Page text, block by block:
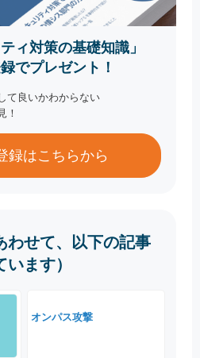
ィ対策の基礎知識」
でプレゼント！
て良いかわからない
！
録はこちらから
わせて、以下の記事
ます）
オンパス攻撃